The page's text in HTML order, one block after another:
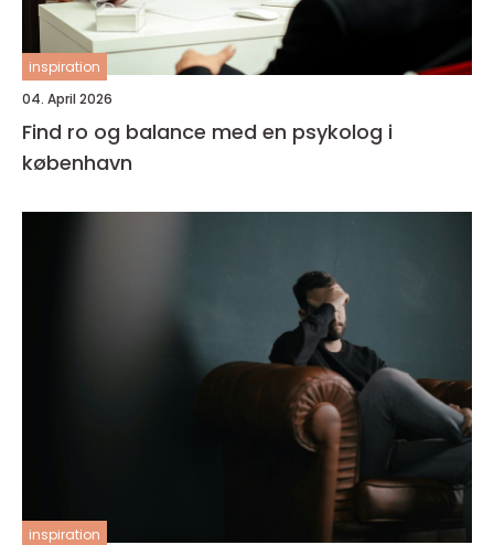
inspiration
04. April 2026
Find ro og balance med en psykolog i
københavn
inspiration